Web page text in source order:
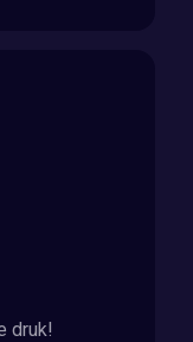
druk!